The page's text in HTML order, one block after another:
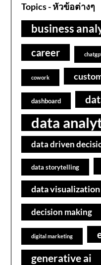
Topics - หัวข้อต่างๆ
business
career
cowork
dashboard
data
data driven
data storytelling
data visualization
decision making
digital marketing
generative ai